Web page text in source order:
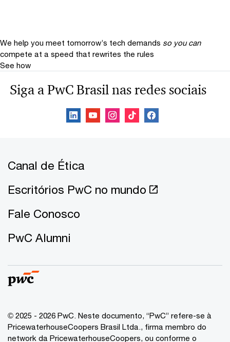
We help you meet tomorrow’s tech demands so you can
compete at a speed that rewrites the rules
See how
Siga a PwC Brasil nas redes sociais
Canal de Ética
Escritórios PwC no mundo
Fale Conosco
PwC Alumni
© 2025 - 2026 PwC. Neste documento, “PwC” refere-se à
PricewaterhouseCoopers Brasil Ltda., firma membro do
network da PricewaterhouseCoopers, ou conforme o